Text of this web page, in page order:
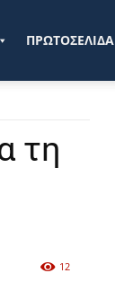
ΠΡΩΤΟΣΕΛΙΔΑ
τη
12